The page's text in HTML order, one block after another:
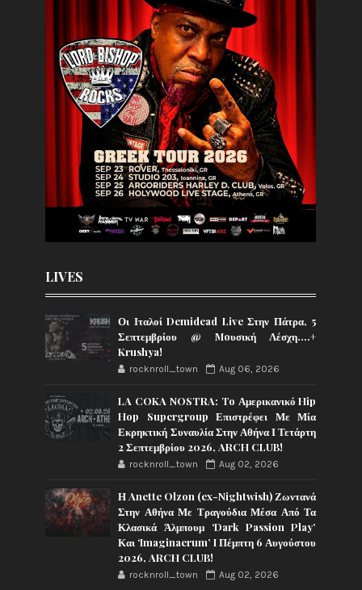
LIVES
Οι Ιταλοί Demidead Live Στην Πάτρα, 5
Σεπτεμβρίου @ Moυσική Λέσχη….+
Krushya!
rocknroll_town Aug 06, 2026
LA COKA NOSTRA: To Αμερικανικό Hip
Hop Supergroup Επιστρέφει Με Μία
Εκρηκτική Συναυλία Στην Αθήνα Ι Τετάρτη
2 Σεπτεμβρίου 2026, ARCH CLUB!
rocknroll_town Aug 02, 2026
Η Anette Olzon (ex-Nightwish) Ζωντανά
Στην Αθήνα Με Τραγούδια Μέσα Από Τα
Κλασικά Άλμπουμ ‘Dark Passion Play’
Και ‘Imaginaerum’ I Πέμπτη 6 Αυγούστου
2026, ARCH CLUB!
rocknroll_town Aug 02, 2026